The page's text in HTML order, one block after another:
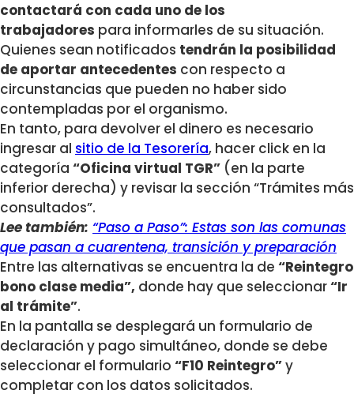
contactará con cada uno de los
trabajadores para informarles de su situación.
Quienes sean notificados tendrán la posibilidad
de aportar antecedentes con respecto a
circunstancias que pueden no haber sido
contempladas por el organismo.
En tanto, para devolver el dinero es necesario
ingresar al sitio de la Tesorería, hacer click en la
categoría “Oficina virtual TGR” (en la parte
inferior derecha) y revisar la sección “Trámites más
consultados”.
Lee también: “Paso a Paso”: Estas son las comunas
que pasan a cuarentena, transición y preparación
Entre las alternativas se encuentra la de “Reintegro
bono clase media”, donde hay que seleccionar“Ir
al trámite”.
En la pantalla se desplegará un formulario de
declaración y pago simultáneo, donde se debe
seleccionar el formulario “F10 Reintegro”y
completar con los datos solicitados.